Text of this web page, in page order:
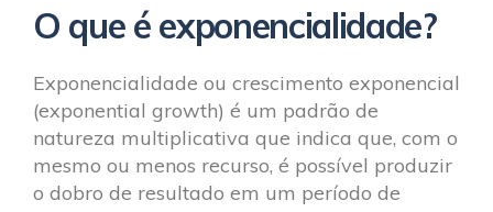
O que é exponencialidade?
Exponencialidade ou crescimento exponencial
(exponential growth) é um padrão de
natureza multiplicativa que indica que, com o
mesmo ou menos recurso, é possível produzir
o dobro de resultado em um período de